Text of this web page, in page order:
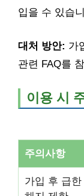
입을 수 있습
대처 방안: 가
관련 FAQ를
이용 시
주의사항
가입 후 급한